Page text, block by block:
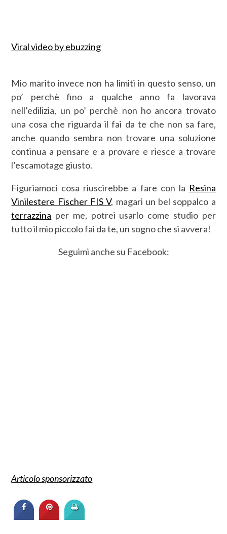
Viral video by ebuzzing
Mio marito invece non ha limiti in questo senso, un
po’ perchè fino a qualche anno fa lavorava
nell’edilizia, un po’ perchè non ho ancora trovato
una cosa che riguarda il fai da te che non sa fare,
anche quando sembra non trovare una soluzione
continua a pensare e a provare e riesce a trovare
l’escamotage giusto.
Figuriamoci cosa riuscirebbe a fare con la Resina
Vinilestere Fischer FIS V, magari un bel soppalco a
terrazzina per me, potrei usarlo come studio per
tutto il mio piccolo fai da te, un sogno che si avvera!
Seguimi anche su Facebook:
Articolo sponsorizzato